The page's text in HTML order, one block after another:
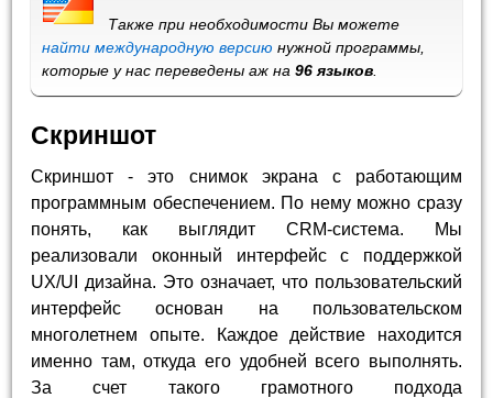
Также при необходимости Вы можете
найти международную версию нужной программы,
которые у нас переведены аж на96 языков.
Скриншот
Скриншот - это снимок экрана с работающим
программным обеспечением. По нему можно сразу
понять, как выглядит CRM-система. Мы
реализовали оконный интерфейс с поддержкой
UX/UI дизайна. Это означает, что пользовательский
интерфейс основан на пользовательском
многолетнем опыте. Каждое действие находится
именно там, откуда его удобней всего выполнять.
За счет такого грамотного подхода